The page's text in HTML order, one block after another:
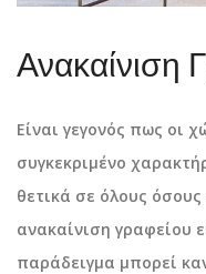
Ανακαίνιση
Είναι γεγονός πως οι
συγκεκριμένο
θετικά σε όλους όσους
ανακαίνιση γραφείου
παράδειγμα μπορεί